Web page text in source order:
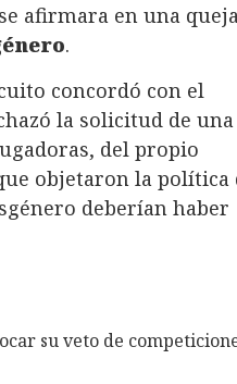
afirmara en una
.
concordó con el
la solicitud de una
del propio
objetaron la política
deberían haber
su veto de